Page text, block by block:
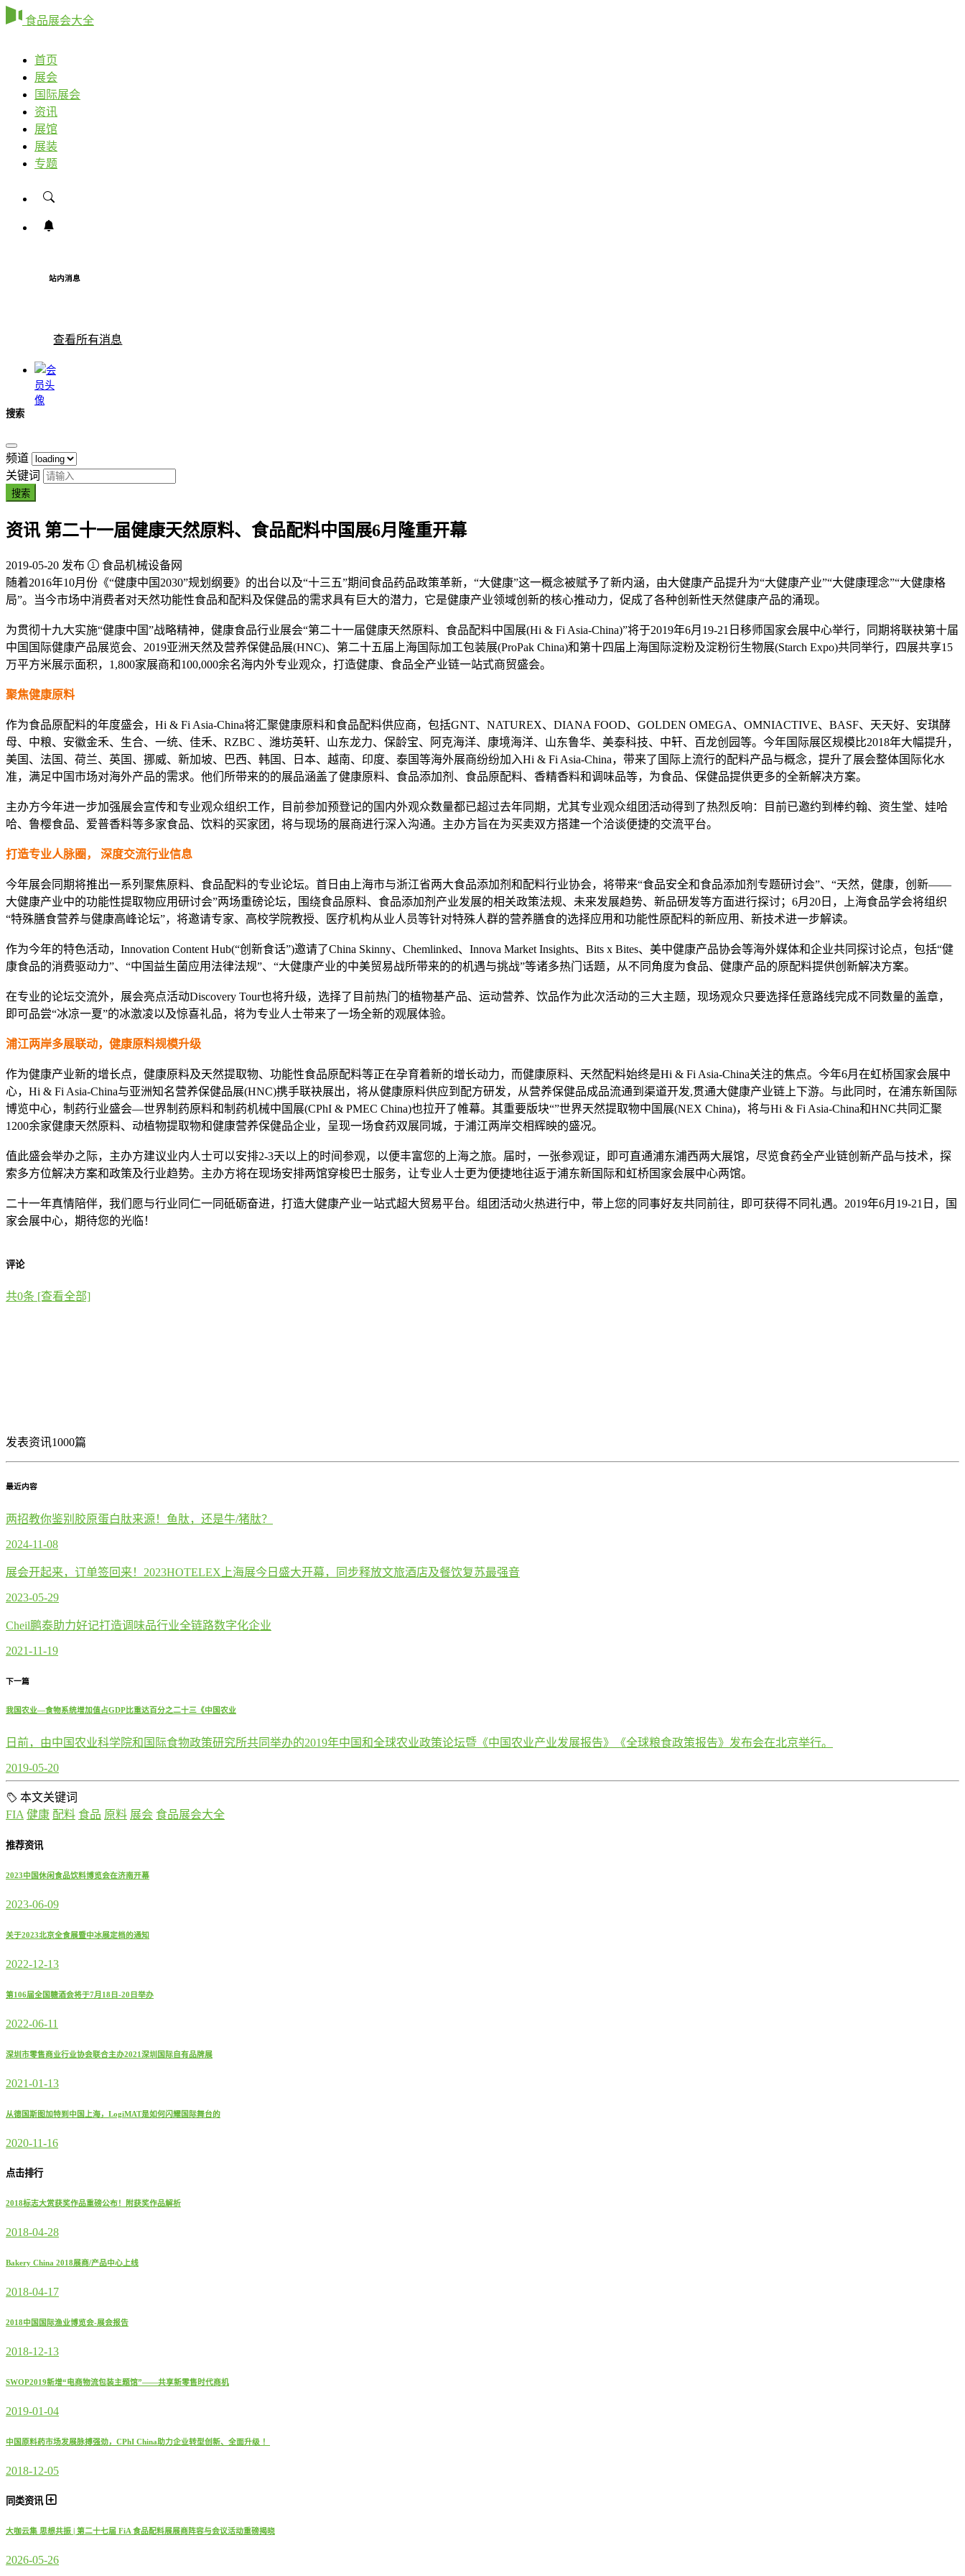
食品展会大全
首页
展会
国际展会
资讯
展馆
展装
专题
站内消息
查看所有消息
搜索
频道
关键词
搜索
资讯第二十一届健康天然原料、食品配料中国展6月隆重开幕
2019-05-20 发布
食品机械设备网
随着2016年10月份《“健康中国2030”规划纲要》的出台以及“十三五”期间食品药品政策革新，“大健康”这一概念被赋予了新内涵，由大健康产品提升为“大健康产业”“大健康理念”“大健康格
局”。当今市场中消费者对天然功能性食品和配料及保健品的需求具有巨大的潜力，它是健康产业领域创新的核心推动力，促成了各种创新性天然健康产品的涌现。
为贯彻十九大实施“健康中国”战略精神，健康食品行业展会“第二十一届健康天然原料、食品配料中国展(Hi & Fi Asia-China)”将于2019年6月19-21日移师国家会展中心举行，同期将联袂第十届
中国国际健康产品展览会、2019亚洲天然及营养保健品展(HNC)、第二十五届上海国际加工包装展(ProPak China)和第十四届上海国际淀粉及淀粉衍生物展(Starch Expo)共同举行，四展共享15
万平方米展示面积，1,800家展商和100,000余名海内外专业观众，打造健康、食品全产业链一站式商贸盛会。
聚焦健康原料
作为食品原配料的年度盛会，Hi & Fi Asia-China将汇聚健康原料和食品配料供应商，包括GNT、NATUREX、DIANA FOOD、GOLDEN OMEGA、OMNIACTIVE、BASF、天天好、安琪酵
母、中粮、安徽金禾、生合、一统、佳禾、RZBC 、潍坊英轩、山东龙力、保龄宝、阿克海洋、康境海洋、山东鲁华、美泰科技、中轩、百龙创园等。今年国际展区规模比2018年大幅提升，
美国、法国、荷兰、英国、挪威、新加坡、巴西、韩国、日本、越南、印度、泰国等海外展商纷纷加入Hi & Fi Asia-China，带来了国际上流行的配料产品与概念，提升了展会整体国际化水
准，满足中国市场对海外产品的需求。他们所带来的的展品涵盖了健康原料、食品添加剂、食品原配料、香精香料和调味品等，为食品、保健品提供更多的全新解决方案。
主办方今年进一步加强展会宣传和专业观众组织工作，目前参加预登记的国内外观众数量都已超过去年同期，尤其专业观众组团活动得到了热烈反响：目前已邀约到棒约翰、资生堂、娃哈
哈、鲁樱食品、爱普香料等多家食品、饮料的买家团，将与现场的展商进行深入沟通。主办方旨在为买卖双方搭建一个洽谈便捷的交流平台。
打造专业人脉圈， 深度交流行业信息
今年展会同期将推出一系列聚焦原料、食品配料的专业论坛。首日由上海市与浙江省两大食品添加剂和配料行业协会，将带来“食品安全和食品添加剂专题研讨会”、“天然，健康，创新——
大健康产业中的功能性提取物应用研讨会”两场重磅论坛，围绕食品原料、食品添加剂产业发展的相关政策法规、未来发展趋势、新品研发等方面进行探讨；6月20日，上海食品学会将组织
“特殊膳食营养与健康高峰论坛”，将邀请专家、高校学院教授、医疗机构从业人员等针对特殊人群的营养膳食的选择应用和功能性原配料的新应用、新技术进一步解读。
作为今年的特色活动，Innovation Content Hub(“创新食话”)邀请了China Skinny、Chemlinked、Innova Market Insights、Bits x Bites、美中健康产品协会等海外媒体和企业共同探讨论点，包括“健
康食品的消费驱动力”、“中国益生菌应用法律法规”、“大健康产业的中美贸易战所带来的的机遇与挑战”等诸多热门话题，从不同角度为食品、健康产品的原配料提供创新解决方案。
在专业的论坛交流外，展会亮点活动Discovery Tour也将升级，选择了目前热门的植物基产品、运动营养、饮品作为此次活动的三大主题，现场观众只要选择任意路线完成不同数量的盖章，
即可品尝“冰凉一夏”的冰激凌以及惊喜礼品，将为专业人士带来了一场全新的观展体验。
浦江两岸多展联动，健康原料规模升级
作为健康产业新的增长点，健康原料及天然提取物、功能性食品原配料等正在孕育着新的增长动力，而健康原料、天然配料始终是Hi & Fi Asia-China关注的焦点。今年6月在虹桥国家会展中
心，Hi & Fi Asia-China与亚洲知名营养保健品展(HNC)携手联袂展出，将从健康原料供应到配方研发，从营养保健品成品流通到渠道开发,贯通大健康产业链上下游。与此同时，在浦东新国际
博览中心，制药行业盛会—世界制药原料和制药机械中国展(CPhI & PMEC China)也拉开了帷幕。其重要版块“”世界天然提取物中国展(NEX China)，将与Hi & Fi Asia-China和HNC共同汇聚
1200余家健康天然原料、动植物提取物和健康营养保健品企业，呈现一场食药双展同城，于浦江两岸交相辉映的盛况。
值此盛会举办之际，主办方建议业内人士可以安排2-3天以上的时间参观，以便丰富您的上海之旅。届时，一张参观证，即可直通浦东浦西两大展馆，尽览食药全产业链创新产品与技术，探
索多方位解决方案和政策及行业趋势。主办方将在现场安排两馆穿梭巴士服务，让专业人士更为便捷地往返于浦东新国际和虹桥国家会展中心两馆。
二十一年真情陪伴，我们愿与行业同仁一同砥砺奋进，打造大健康产业一站式超大贸易平台。组团活动火热进行中，带上您的同事好友共同前往，即可获得不同礼遇。2019年6月19-21日，国
家会展中心，期待您的光临！
评论
共0条 [查看全部]
发表资讯1000篇
最近内容
两招教你鉴别胶原蛋白肽来源！鱼肽，还是牛/猪肽？
2024-11-08
展会开起来，订单签回来！2023HOTELEX上海展今日盛大开幕，同步释放文旅酒店及餐饮复苏最强音
2023-05-29
Cheil鹏泰助力好记打造调味品行业全链路数字化企业
2021-11-19
下一篇
我国农业—食物系统增加值占GDP比重达百分之二十三《中国农业
日前，由中国农业科学院和国际食物政策研究所共同举办的2019年中国和全球农业政策论坛暨《中国农业产业发展报告》《全球粮食政策报告》发布会在北京举行。
2019-05-20
本文关键词
FIA 健康 配料 食品 原料 展会 食品展会大全
推荐资讯
2023中国休闲食品饮料博览会在济南开幕
2023-06-09
关于2023北京全食展暨中冰展定档的通知
2022-12-13
第106届全国糖酒会将于7月18日-20日举办
2022-06-11
深圳市零售商业行业协会联合主办2021深圳国际自有品牌展
2021-01-13
从德国斯图加特到中国上海，LogiMAT是如何闪耀国际舞台的
2020-11-16
点击排行
2018标志大赏获奖作品重磅公布！附获奖作品解析
2018-04-28
Bakery China 2018展商/产品中心上线
2018-04-17
2018中国国际渔业博览会-展会报告
2018-12-13
SWOP2019新增“电商物流包装主题馆”——共享新零售时代商机
2019-01-04
中国原料药市场发展脉搏强劲，CPhI China助力企业转型创新、全面升级 ！
2018-12-05
同类资讯
大咖云集 思想共振 | 第二十七届 FiA 食品配料展展商阵容与会议活动重磅揭晓
2026-05-26